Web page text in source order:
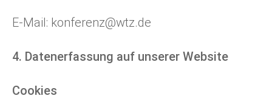
E-Mail: konferenz@wtz.de
4. Datenerfassung auf unserer Website
Cookies